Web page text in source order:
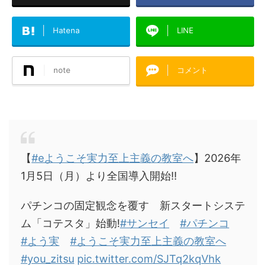
Hatena LINE
note コメント
【#eようこそ実力至上主義の教室へ】2026年
1月5日（月）より全国導入開始!!
パチンコの固定観念を覆す 新スタートシステ
ム「コテスタ」始動!#サンセイ
#パチンコ
#よう実
#ようこそ実力至上主義の教室へ
#you_zitsu pic.twitter.com/SJTq2kqVhk